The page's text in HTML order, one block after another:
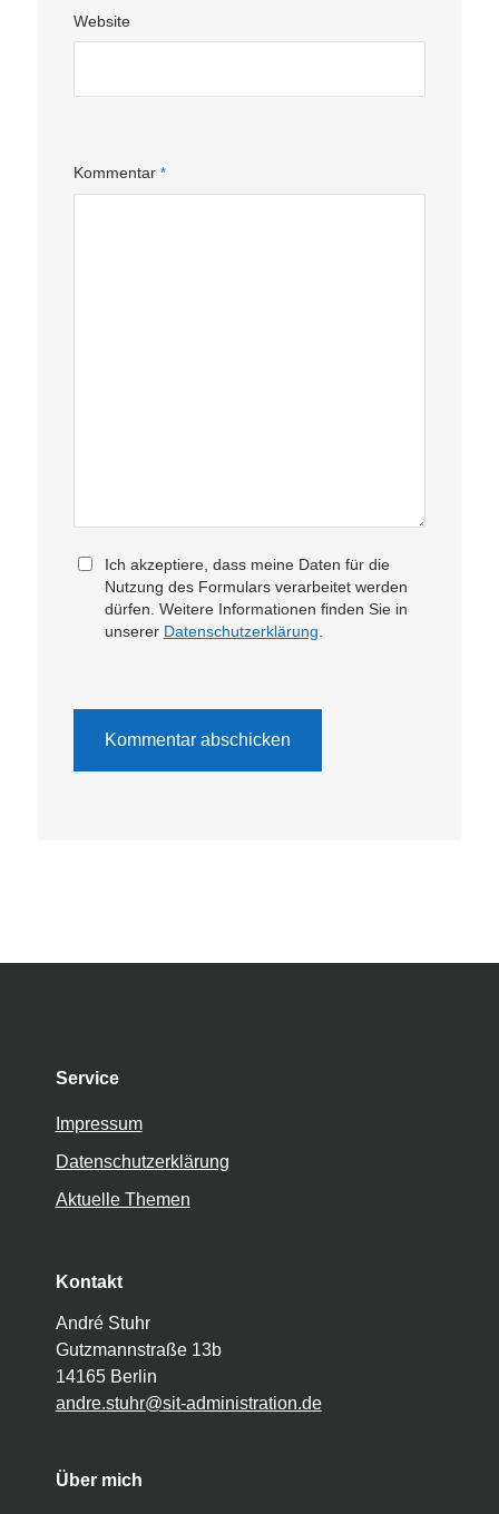
Website
Kommentar *
Ich akzeptiere, dass meine Daten für die
Nutzung des Formulars verarbeitet werden
dürfen. Weitere Informationen finden Sie in
unserer Datenschutzerklärung
Service
Impressum
Datenschutzerklärung
Aktuelle Themen
Kontakt
André Stuhr
Gutzmannstraße 13b
14165 Berlin
andre.stuhr@sit-administration.de
Über mich